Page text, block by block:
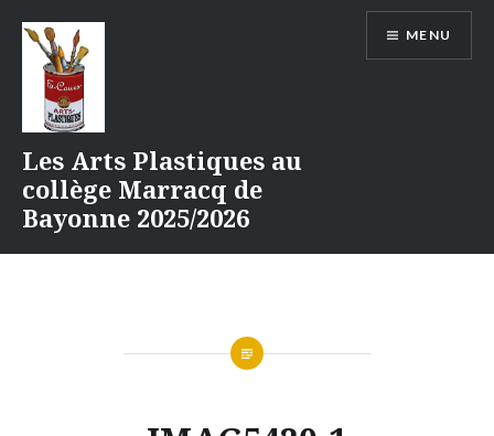
contenu
Les Arts Plastiques au
collège Marracq de
Bayonne 2025/2026
MENU